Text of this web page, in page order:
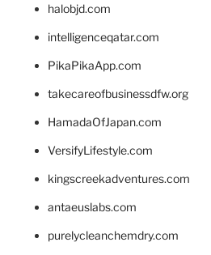
halobjd.com
intelligenceqatar.com
PikaPikaApp.com
takecareofbusinessdfw.org
HamadaOfJapan.com
VersifyLifestyle.com
kingscreekadventures.com
antaeuslabs.com
purelycleanchemdry.com